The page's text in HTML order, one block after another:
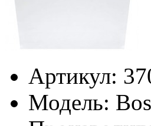
Артикул:
Модель: